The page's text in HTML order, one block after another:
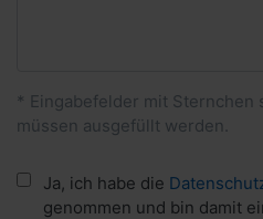
* Eingabefelder mit Sternchen
müssen ausgefüllt werden.
Ja, ich habe die
genommen und bin damit